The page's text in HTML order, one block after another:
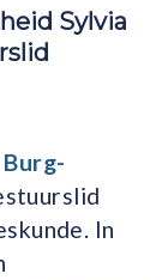
Sylvia
In